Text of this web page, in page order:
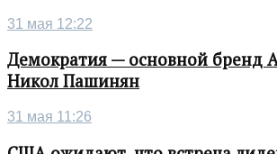
31 мая 12:22
Демократия — основной бренд
Никол Пашинян
31 мая 11:26